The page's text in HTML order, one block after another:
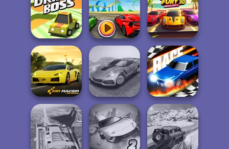
Super Drive
Ahead
Racing Cars Smash Karts
Drift Boss
Madalin Stunt
Cars 2
Parking Fury 3D:
Beach City 2
Mr. Racer
Madness Driver
Vertigo City
Drag Race 3D